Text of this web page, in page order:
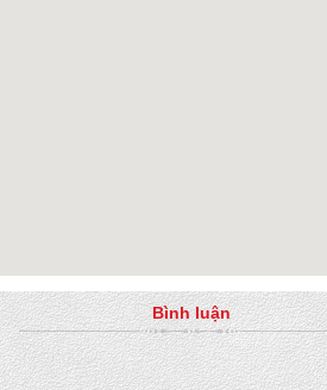
Bình luận